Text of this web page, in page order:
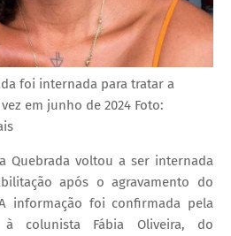
foi internada para tratar a
em junho de 2024 Foto:
Quebrada voltou a ser internada
após o agravamento do
informação foi confirmada pela
colunista Fábia Oliveira, do